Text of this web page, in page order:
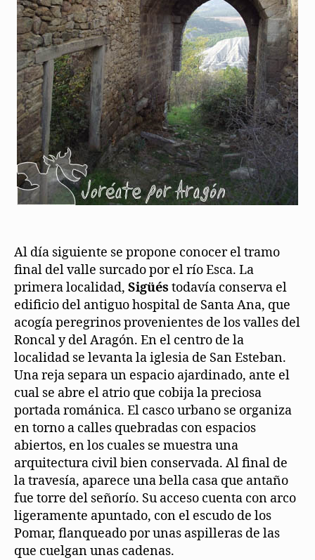
Al día siguiente se propone conocer el tramo
final del valle surcado por el río Esca. La
primera localidad, Sigüés todavía conserva el
edificio del antiguo hospital de Santa Ana, que
acogía peregrinos provenientes de los valles del
Roncal y del Aragón. En el centro de la
localidad se levanta la iglesia de San Esteban.
Una reja separa un espacio ajardinado, ante el
cual se abre el atrio que cobija la preciosa
portada románica. El casco urbano se organiza
en torno a calles quebradas con espacios
abiertos, en los cuales se muestra una
arquitectura civil bien conservada. Al final de
la travesía, aparece una bella casa que antaño
fue torre del señorío. Su acceso cuenta con arco
ligeramente apuntado, con el escudo de los
Pomar, flanqueado por unas aspilleras de las
que cuelgan unas cadenas.